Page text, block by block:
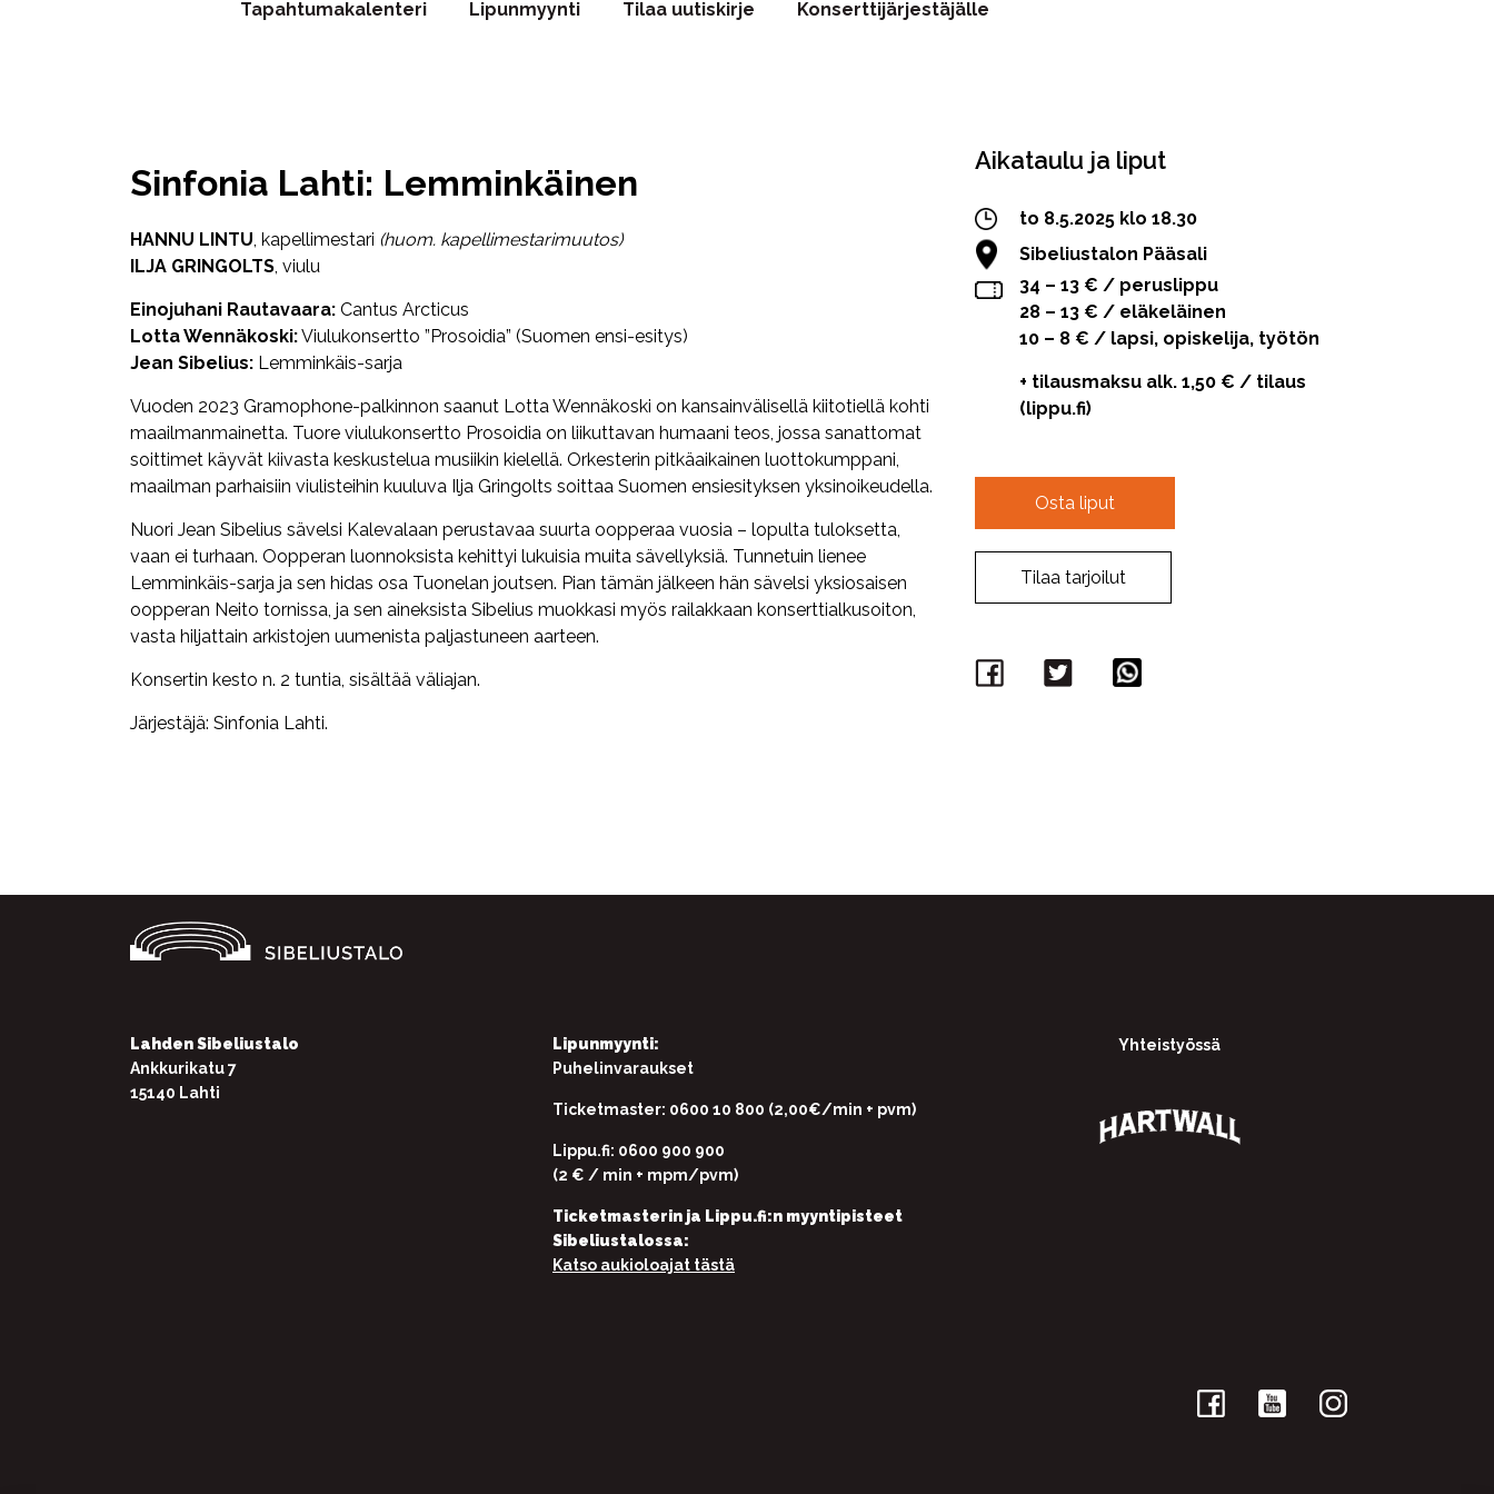
Tapahtumakalenteri Lipunmyynti Tilaa uutiskirje Konserttijärjestäjälle
Sinfonia Lahti: Lemminkäinen
HANNU LINTU, kapellimestari (huom. kapellimestarimuutos)
ILJA GRINGOLTS, viulu
Einojuhani Rautavaara: Cantus Arcticus
Lotta Wennäkoski:Viulukonsertto ”Prosoidia” (Suomen ensi-esitys)
Jean Sibelius: Lemminkäis-sarja
Vuoden 2023 Gramophone-palkinnon saanut Lotta Wennäkoski on kansainvälisellä kiitotiellä kohti
maailmanmainetta. Tuore viulukonsertto Prosoidia on liikuttavan humaani teos, jossa sanattomat
soittimet käyvät kiivasta keskustelua musiikin kielellä. Orkesterin pitkäaikainen luottokumppani,
maailman parhaisiin viulisteihin kuuluva Ilja Gringolts soittaa Suomen ensiesityksen yksinoikeudella.
Nuori Jean Sibelius sävelsi Kalevalaan perustavaa suurta oopperaa vuosia – lopulta tuloksetta,
vaan ei turhaan. Oopperan luonnoksista kehittyi lukuisia muita sävellyksiä. Tunnetuin lienee
Lemminkäis-sarja ja sen hidas osa Tuonelan joutsen. Pian tämän jälkeen hän sävelsi yksiosaisen
oopperan Neito tornissa, ja sen aineksista Sibelius muokkasi myös railakkaan konserttialkusoiton,
vasta hiljattain arkistojen uumenista paljastuneen aarteen.
Konsertin kesto n. 2 tuntia, sisältää väliajan.
Järjestäjä: Sinfonia Lahti.
Aikataulu ja liput
to 8.5.2025 klo 18.30
Sibeliustalon Pääsali
34 – 13 € / peruslippu
28 – 13 € / eläkeläinen
10 – 8 € / lapsi, opiskelija, työtön
+ tilausmaksu alk. 1,50 € / tilaus
(lippu.fi)
Osta liput
Tilaa tarjoilut
Facebook
Twitter
Lahden Sibeliustalo
Ankkurikatu 7
15140 Lahti
Lipunmyynti:
Puhelinvaraukset
Ticketmaster: 0600 10 800 (2,00€/min + pvm)
Lippu.fi: 0600 900 900
(2 € / min + mpm/pvm)
Ticketmasterin ja Lippu.fi:n myyntipisteet
Sibeliustalossa:
Katso aukioloajat tästä
Yhteistyössä